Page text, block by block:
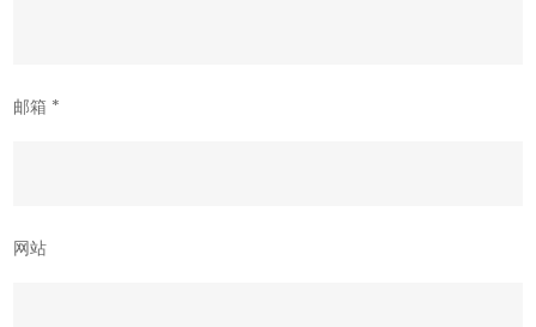
邮箱 *
网站